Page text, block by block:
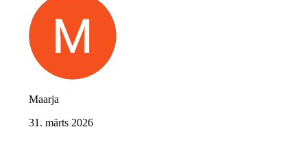
Maarja
31. märts 2026